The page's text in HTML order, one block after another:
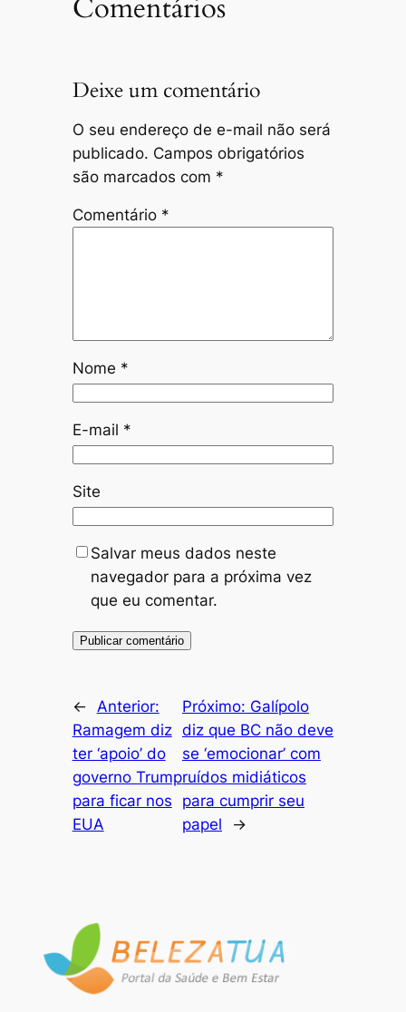
Comentários
Deixe um comentário
O seu endereço de e-mail não será
publicado. Campos obrigatórios
são marcados com *
Comentário *
Nome *
E-mail *
Site
Salvar meus dados neste
navegador para a próxima vez
que eu comentar.
← Anterior:
Ramagem diz
ter ‘apoio’ do
governo Trump
para ficar nos
EUA
Próximo: Galípolo
diz que BC não deve
se ‘emocionar’ com
ruídos midiáticos
para cumprir seu
papel
→